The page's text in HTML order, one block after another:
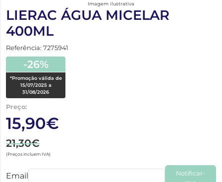
Imagem ilustrativa
LIERAC ÁGUA MICELAR
400ML
Referência: 7275941
-26%
*Promoção válida de
15/07/2025 a
31/08/2026
Preço:
15,90€
21,30€
(Preços incluem IVA)
Email
Notificar-